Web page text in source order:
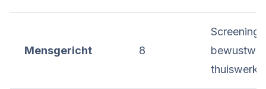
Mensgericht 8
Screening,